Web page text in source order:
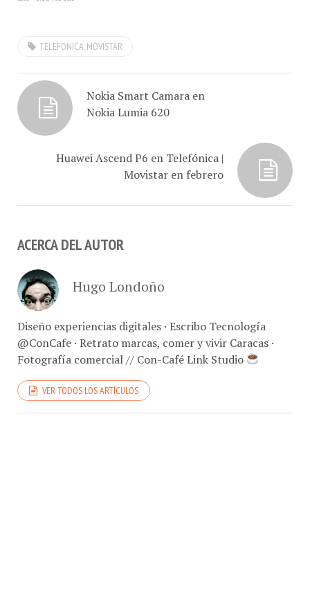
Nokia Smart Camara en
Nokia Lumia 620
Huawei Ascend P6 en Telefónica |
Movistar en febrero
ACERCA DEL AUTOR
Hugo Londoño
Diseño experiencias digitales · Escribo Tecnología
@ConCafe · Retrato marcas, comer y vivir Caracas ·
Fotografía comercial // Con-Café Link Studio
VER TODOS LOS ARTÍCULOS